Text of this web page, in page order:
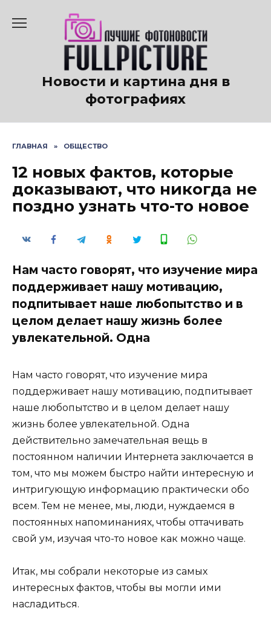
содержанию
Новости и картина дня в
фотографиях
ГЛАВНАЯ » ОБЩЕСТВО
12 новых фактов, которые
доказывают, что никогда не
поздно узнать что-то новое
Нам часто говорят, что изучение мира
поддерживает нашу мотивацию,
подпитывает наше любопытство и в
целом делает нашу жизнь более
увлекательной. Одна
Нам часто говорят, что изучение мира
поддерживает нашу мотивацию, подпитывает
наше любопытство и в целом делает нашу
жизнь более увлекательной. Одна
действительно замечательная вещь в
постоянном наличии Интернета заключается в
том, что мы можем быстро найти интересную и
интригующую информацию практически обо
всем. Тем не менее, мы, люди, нуждаемся в
постоянных напоминаниях, чтобы оттачивать
свой ум, изучая что-то новое как можно чаще.
Итак, мы собрали некоторые из самых
интересных фактов, чтобы вы могли ими
насладиться.